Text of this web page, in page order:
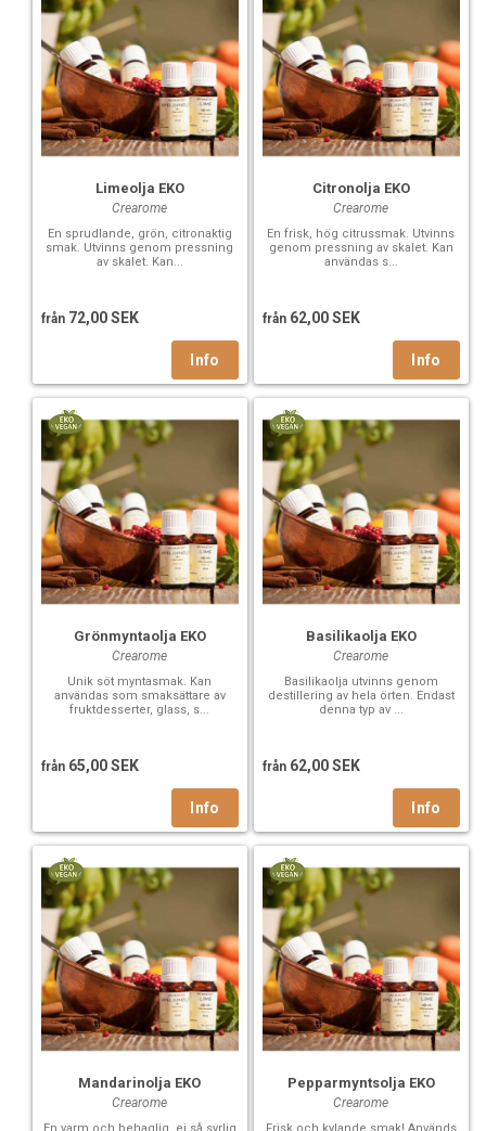
Limeolja EKO
Crearome
En sprudlande, grön, citronaktig
smak. Utvinns genom pressning
av skalet. Kan...
från 72,00 SEK
Citronolja EKO
Crearome
En frisk, hög citrussmak. Utvinns
genom pressning av skalet. Kan
användas s...
från 62,00 SEK
Grönmyntaolja EKO
Crearome
Unik söt myntasmak. Kan
användas som smaksättare av
fruktdesserter, glass, s...
från 65,00 SEK
Basilikaolja EKO
Crearome
Basilikaolja utvinns genom
destillering av hela örten. Endast
denna typ av ...
från 62,00 SEK
Mandarinolja EKO
Crearome
Pepparmyntsolja EKO
Crearome